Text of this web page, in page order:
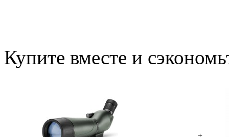
Купите вместе и